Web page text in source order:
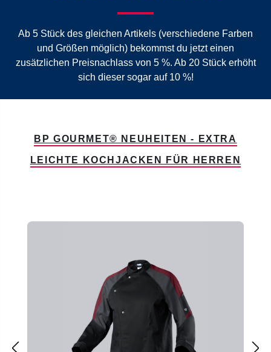
Ab 5 Stück des gleichen Artikels (verschiedene Farben
und Größen möglich) bekommst du jetzt einen
zusätzlichen Preisnachlass von 5 %. Ab 20 Stück erhöht
sich dieser sogar auf 10 %!
BP GOURMET® NEUHEITEN - EXTRA
LEICHTE KOCHJACKEN FÜR HERREN